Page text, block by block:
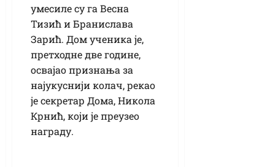
умесиле су га Весна
Тизић и Бранислава
Зарић. Дом ученика је,
претходне две године,
освајао признања за
најукуснији колач, рекао
је секретар Дома, Никола
Крнић, који је преузео
награду.